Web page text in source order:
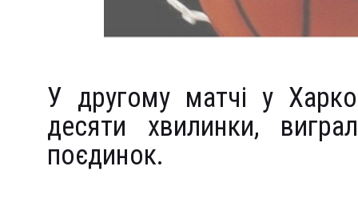
У другому матчі у
десяти хвилинки,
поєдинок.